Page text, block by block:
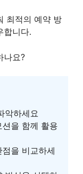
최적의 예약 방
합니다.
나요?
악하세요
을 함께 활용
을 비교하세